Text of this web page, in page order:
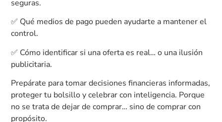
seguras.
✅ Qué medios de pago pueden ayudarte a mantener el
control.
✅ Cómo identificar si una oferta es real… o una ilusión
publicitaria.
Prepárate para tomar decisiones financieras informadas,
proteger tu bolsillo y celebrar con inteligencia. Porque
no se trata de dejar de comprar… sino de comprar con
propósito.